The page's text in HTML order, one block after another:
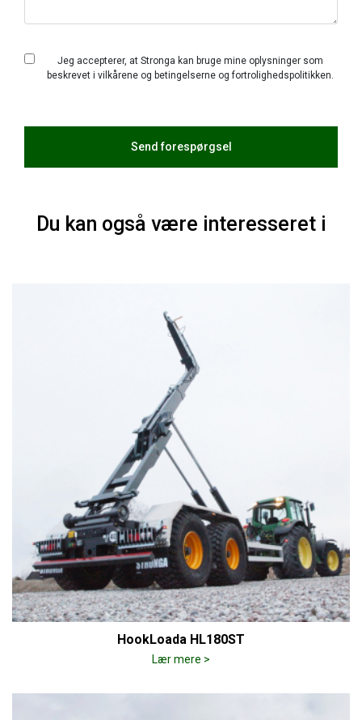
Jeg accepterer, at Stronga kan bruge mine oplysninger som
beskrevet i vilkårene og betingelserne ogfortrolighedspolitikken.
Du kan også være interesseret i
HookLoada HL180ST
Lær mere >